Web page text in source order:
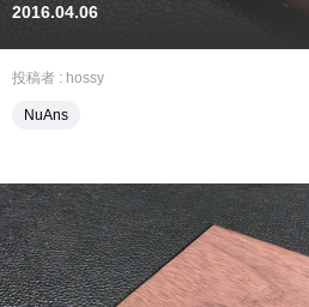
2016.04.06
投稿者 : hossy
NuAns